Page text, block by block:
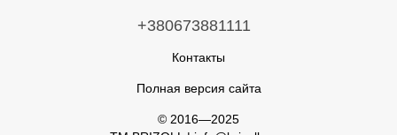
+380673881111
Контакты
Полная версия сайта
© 2016—2025